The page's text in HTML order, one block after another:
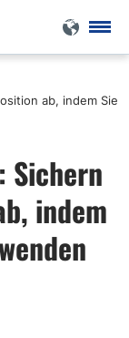
ab, indem Sie
Sichern
indem